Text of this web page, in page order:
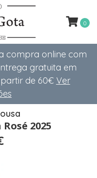
compra online com
gratuita em
de 60€ Ver
0
2025